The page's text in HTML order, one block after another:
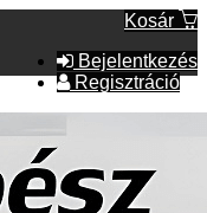
Kosár
Bejelentkezés
Regisztráció